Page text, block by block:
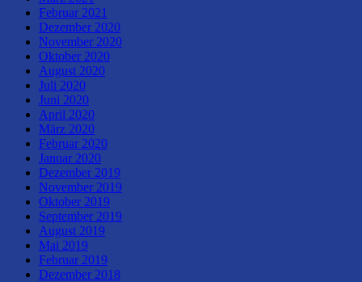
Februar 2021
Dezember 2020
November 2020
Oktober 2020
August 2020
Juli 2020
Juni 2020
April 2020
März 2020
Februar 2020
Januar 2020
Dezember 2019
November 2019
Oktober 2019
September 2019
August 2019
Mai 2019
Februar 2019
Dezember 2018